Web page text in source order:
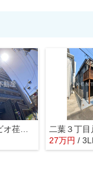
ザ・パークハビオ荏原中延駅前
二葉３丁目
27万円 /